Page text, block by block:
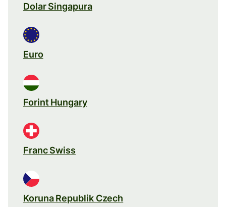
Dolar Singapura
Euro
Forint Hungary
Franc Swiss
Koruna Republik Czech